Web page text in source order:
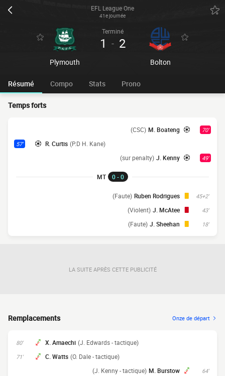
EFL League One
41e journée
Plymouth
Terminé
1 - 2
Bolton
Résumé Compo Stats Prono
Temps forts
70'
M. Boateng
(CSC)
57' R. Curtis (P.D H. Kane)
49'
J. Kenny
(sur penalty)
MT 0 - 0
45+2'
Ruben Rodrigues
(Faute)
43'
J. McAtee
(Violent)
18'
J. Sheehan
(Faute)
LA SUITE APRÈS CETTE PUBLICITÉ
Remplacements Onze de départ
80' X. Amaechi (J. Edwards - tactique)
71' C. Watts (O. Dale - tactique)
64'
M. Burstow
(J. Kenny - tactique)